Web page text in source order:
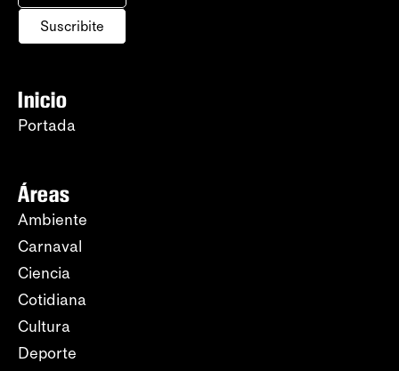
Suscribite
Inicio
Portada
Áreas
Ambiente
Carnaval
Ciencia
Cotidiana
Cultura
Deporte